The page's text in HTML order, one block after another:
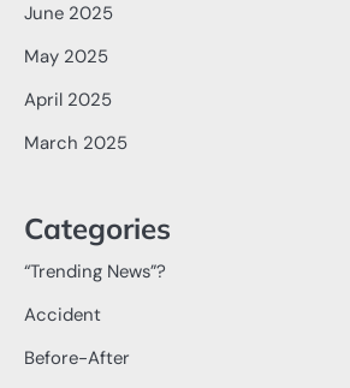
June 2025
May 2025
April 2025
March 2025
Categories
“Trending News”?
Accident
Before-After